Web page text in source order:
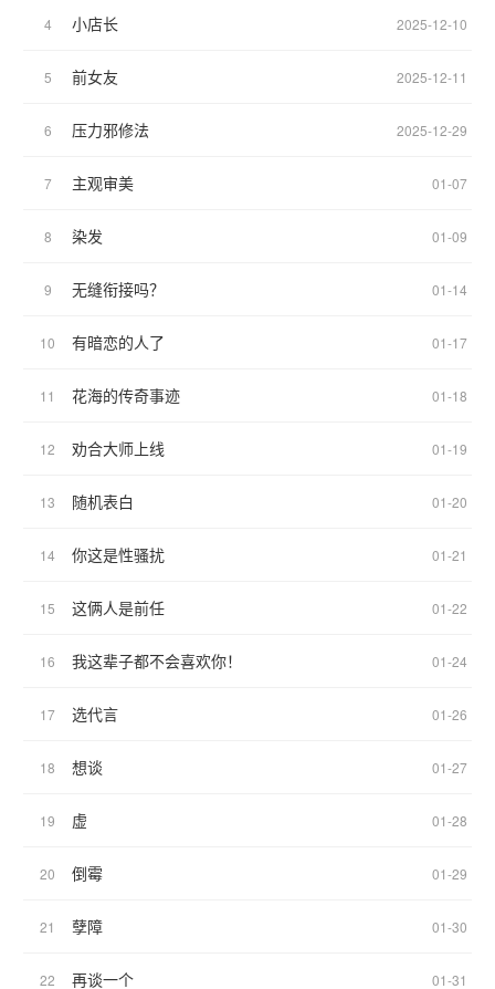
4 小店长 2025-12-10
5 前女友 2025-12-11
6 压力邪修法 2025-12-29
7 主观审美 01-07
8 染发 01-09
9 无缝衔接吗？ 01-14
10 有暗恋的人了 01-17
11 花海的传奇事迹 01-18
12 劝合大师上线 01-19
13 随机表白 01-20
14 你这是性骚扰 01-21
15 这俩人是前任 01-22
16 我这辈子都不会喜欢你！ 01-24
17 选代言 01-26
18 想谈 01-27
19 虚 01-28
20 倒霉 01-29
21 孽障 01-30
22 再谈一个 01-31